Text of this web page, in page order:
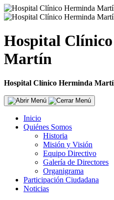
Hospital
Martín
Hospital Clínico Herminda
Inicio
Quiénes Somos
Historia
Misión y Visión
Equipo Directivo
Galería de Directores
Organigrama
Participación Ciudadana
Noticias